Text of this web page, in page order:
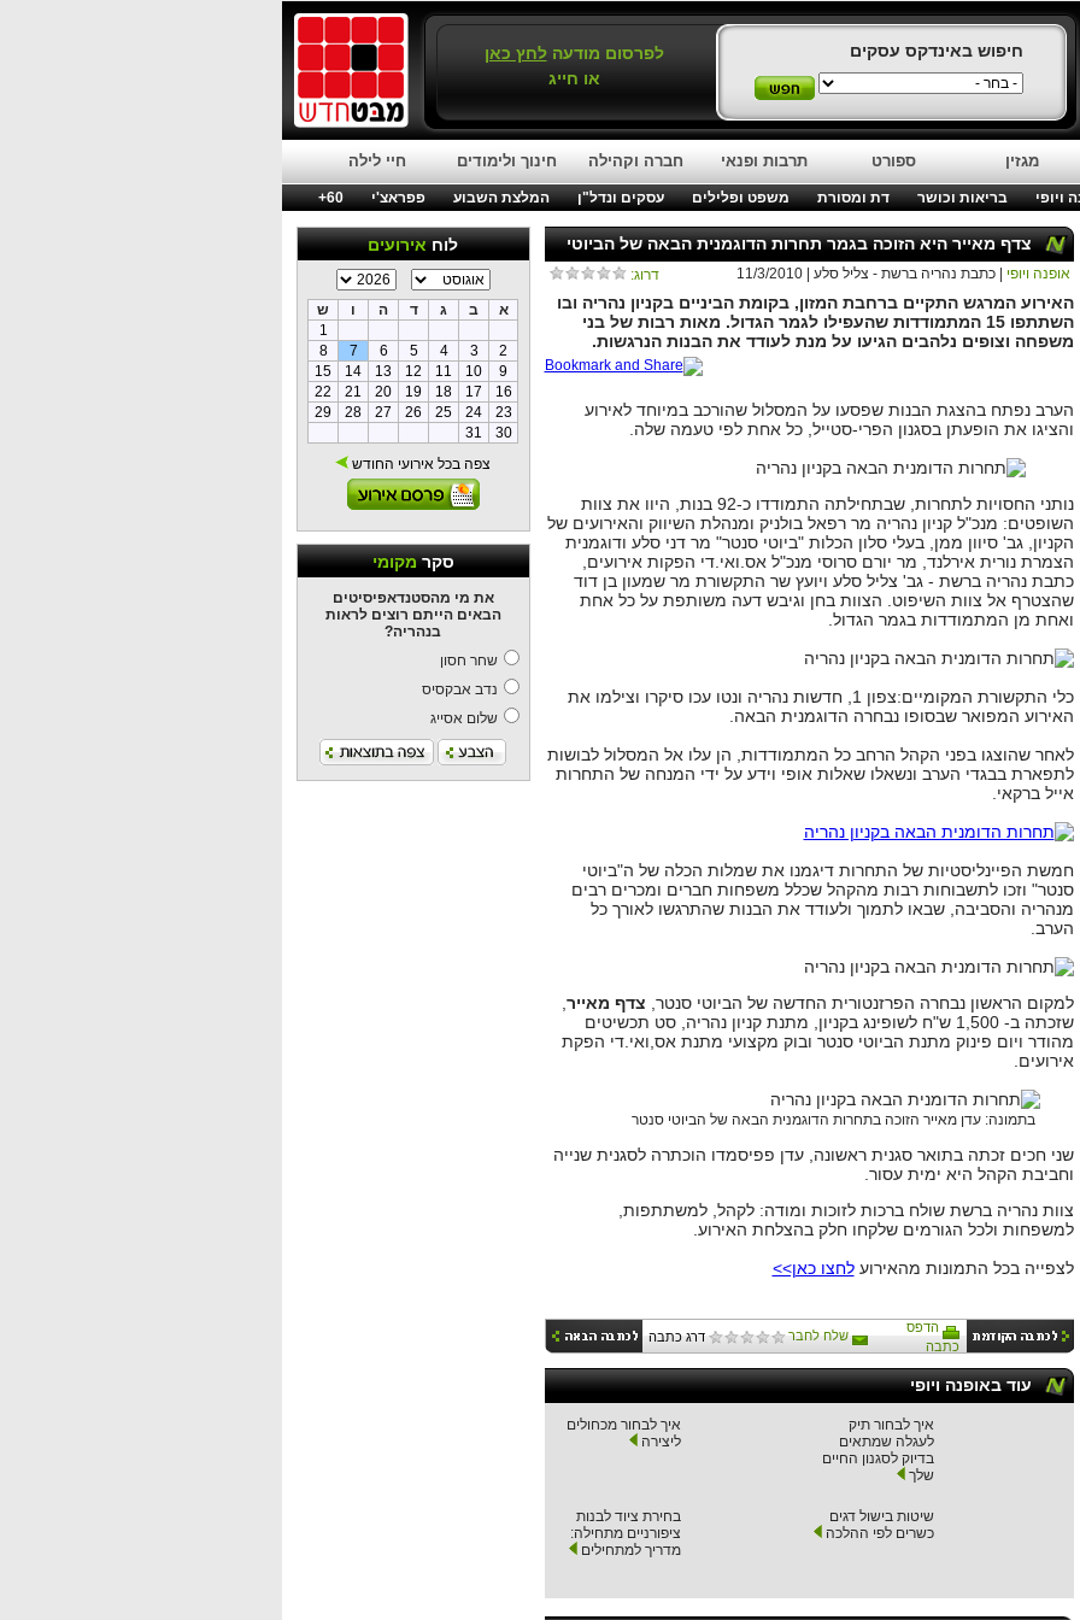
חיפוש באינדקס עסקים לפרסום מודעהלחץ כאן
או חייג
מגזין ספורט תרבות ופנאי חברה וקהילה חינוך ולימודים חיי לילה
ויופי בריאות וכושר דת ומסורת משפט ופלילים עסקים ונדל"ן המלצת השבוע פפראצ'י
60+
לוחאירועים
א ב ג ד ה ו
ש
1
2
3
4
5
6
7
8
9
10
11
12
13
14
15
16
17
18
19
20
21
22
23
24
25
26
27
28
29
30
31
צפה בכל אירועי החודש
סקרמקומי
את מי מהסטנדאפיסיטים
הבאים הייתם רוצים לראות
בנהריה?
שחר חסון
נדב אבקסיס
שלום אסייג
צדף מאייר היא הזוכה בגמר תחרות הדוגמנית הבאה של הביוטי
סנטר
דרוג: אופנה ויופי | כתבת נהריה ברשת - צליל סלע | 11/3/2010
האירוע המרגש התקיים ברחבת המזון, בקומת הביניים בקניון נהריה ובו
השתתפו 15 המתמודדות שהעפילו לגמר הגדול. מאות רבות של בני
משפחה וצופים נלהבים הגיעו על מנת לעודד את הבנות הנרגשות.
הערב נפתח בהצגת הבנות שפסעו על המסלול שהורכב במיוחד לאירוע
והציגו את הופעתן בסגנון הפרי-סטייל, כל אחת לפי טעמה שלה.
נותני החסויות לתחרות, שבתחילתה התמודדו כ-92 בנות, היוו את צוות
השופטים: מנכ"ל קניון נהריה מר רפאל בולניק ומנהלת השיווק והאירועים של
הקניון, גב' סיוון ממן, בעלי סלון הכלות "ביוטי סנטר" מר דני סלע ודוגמנית
הצמרת נורית אירלנד, מר יורם סרוסי מנכ"ל אס.ואי.די הפקות אירועים,
כתבת נהריה ברשת - גב' צליל סלע ויועץ שר התקשורת מר שמעון בן דוד
שהצטרף אל צוות השיפוט. הצוות בחן וגיבש דעה משותפת על כל אחת
ואחת מן המתמודדות בגמר הגדול.
כלי התקשורת המקומיים:צפון 1, חדשות נהריה ונטו עכו סיקרו וצילמו את
האירוע המפואר שבסופו נבחרה הדוגמנית הבאה.
לאחר שהוצגו בפני הקהל הרחב כל המתמודדות, הן עלו אל המסלול לבושות
לתפארת בבגדי הערב ונשאלו שאלות אופי וידע על ידי המנחה של התחרות
אייל ברקאי.
חמשת הפיינליסטיות של התחרות דיגמנו את שמלות הכלה של ה"ביוטי
סנטר" וזכו לתשבוחות רבות מהקהל שכלל משפחות חברים ומכרים רבים
מנהריה והסביבה, שבאו לתמוך ולעודד את הבנות שהתרגשו לאורך כל
הערב.
למקום הראשון נבחרה הפרזנטורית החדשה של הביוטי סנטר, צדף מאייר
שזכתה ב- 1,500 ש"ח לשופינג בקניון, מתנת קניון נהריה, סט תכשיטים
מהודר ויום פינוק מתנת הביוטי סנטר ובוק מקצועי מתנת אס,ואי.די הפקת
אירועים.
בתמונה: עדן מאייר הזוכה בתחרות הדוגמנית הבאה של הביוטי סנטר
שני חכים זכתה בתואר סגנית ראשונה, עדן פפיסמדו הוכתרה לסגנית שנייה
וחביבת הקהל היא ימית עסור.
צוות נהריה ברשת שולח ברכות לזוכות ומודה: לקהל, למשתתפות,
למשפחות ולכל הגורמים שלקחו חלק בהצלחת האירוע.
לצפייה בכל התמונות מהאירועלחצו כאן>>
הדפס
כתבה
שלח לחבר דרג כתבה
עוד באופנה ויופי
איך לבחור תיק
לעגלה שמתאים
בדיוק לסגנון החיים
שלך
איך לבחור מכחולים
ליצירה
שיטות בישול דגים
כשרים לפי ההלכה
בחירת ציוד לבנות
ציפורניים מתחילה:
מדריך למתחילים